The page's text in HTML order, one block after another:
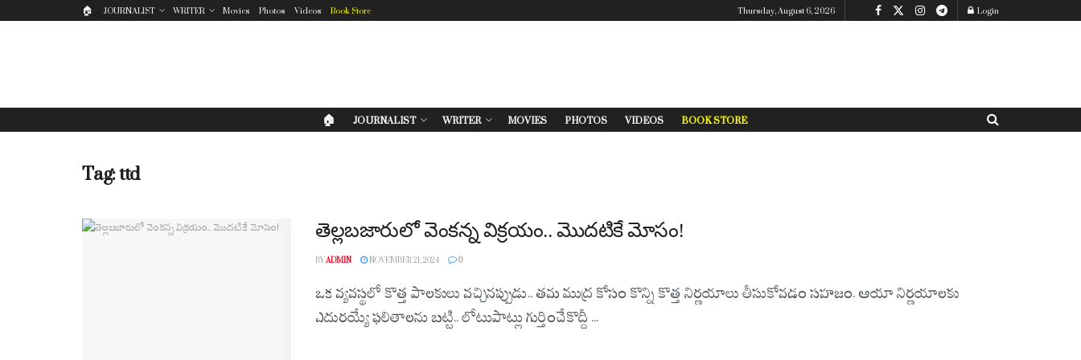
🏠 JOURNALIST WRITER Movies Photos Videos Book Store Thursday, August 6, 2026 Login
🏠 JOURNALIST WRITER MOVIES PHOTOS VIDEOS BOOK STORE
Tag:ttd
తెల్లబజారులో వెంకన్న విక్రయం.. మొదటికే మోసం!
BYADMIN NOVEMBER 21, 2024 0
ఒక వ్యవస్థలో కొత్త పాలకులు వచ్చినప్పుడు.. తమ ముద్ర కోసం కొన్ని కొత్త నిర్ణయాలు తీసుకోవడం సహజం. ఆయా నిర్ణయాలకు
ఎదురయ్యే ఫలితాలను బట్టి.. లోటుపాట్లు గుర్తించేకొద్దీ ...